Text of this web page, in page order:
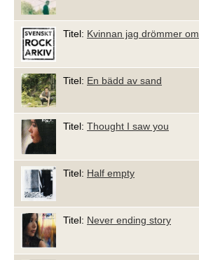
Titel: Kvinnan jag drömmer om
Titel: En bädd av sand
Titel: Thought I saw you
Titel: Half empty
Titel: Never ending story